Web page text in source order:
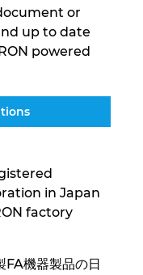
or
up to date
powered
in Japan
factory
機器製品の日